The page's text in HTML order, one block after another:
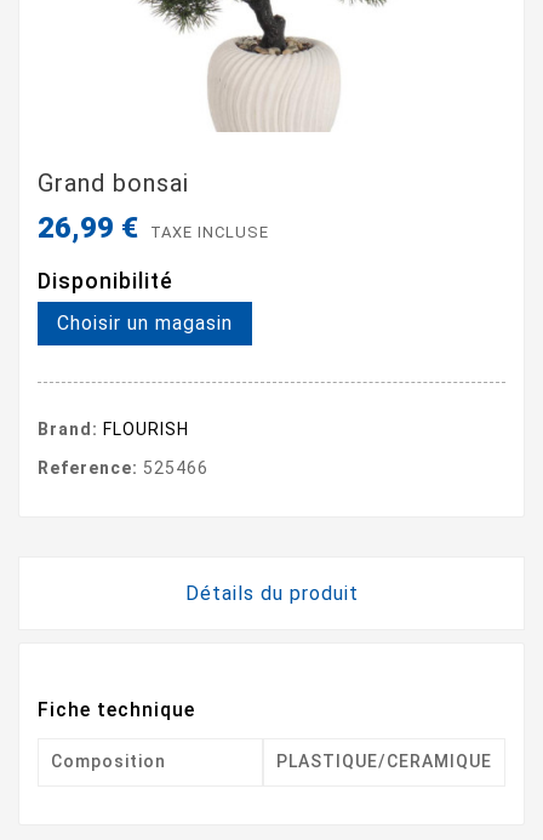
Grand bonsai
26,99 € TAXE INCLUSE
Disponibilité
Choisir un magasin
Brand: FLOURISH
Reference: 525466
Détails du produit
Fiche technique
Composition PLASTIQUE/CERAMIQUE